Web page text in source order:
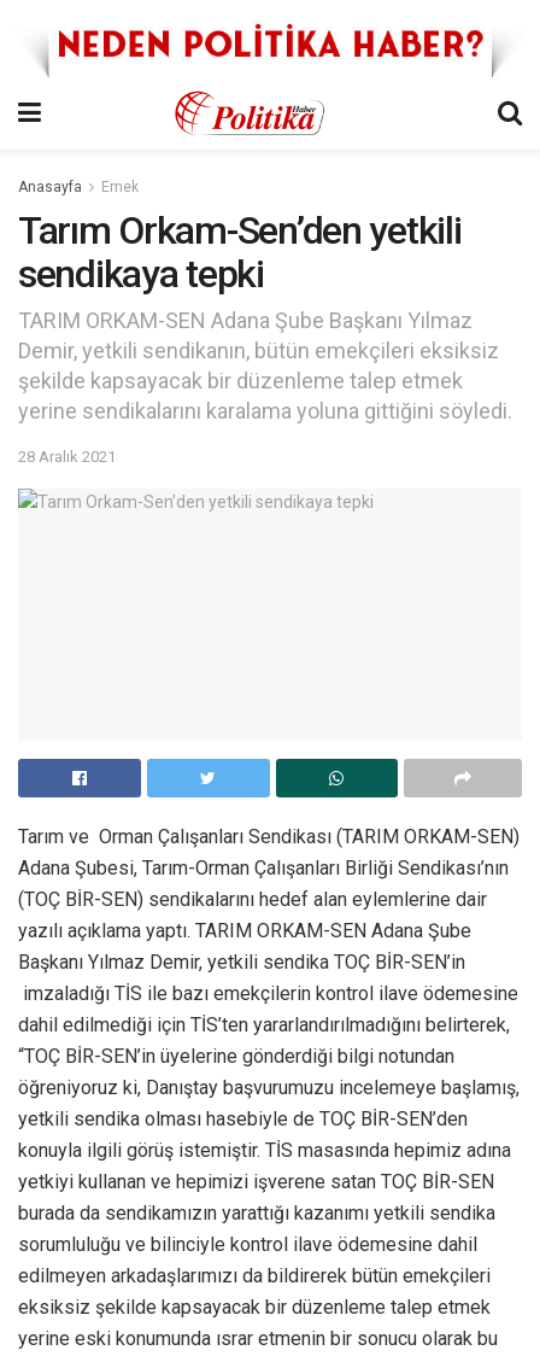
Anasayfa Emek
Tarım Orkam-Sen’den yetkili
sendikaya tepki
TARIM ORKAM-SEN Adana Şube Başkanı Yılmaz
Demir, yetkili sendikanın, bütün emekçileri eksiksiz
şekilde kapsayacak bir düzenleme talep etmek
yerine sendikalarını karalama yoluna gittiğini söyledi.
28 Aralık 2021
Tarım ve Orman Çalışanları Sendikası (TARIM ORKAM-SEN)
Adana Şubesi, Tarım-Orman Çalışanları Birliği Sendikası’nın
(TOÇ BİR-SEN) sendikalarını hedef alan eylemlerine dair
yazılı açıklama yaptı. TARIM ORKAM-SEN Adana Şube
Başkanı Yılmaz Demir, yetkili sendika TOÇ BİR-SEN’in
imzaladığı TİS ile bazı emekçilerin kontrol ilave ödemesine
dahil edilmediği için TİS’ten yararlandırılmadığını belirterek,
“TOÇ BİR-SEN’in üyelerine gönderdiği bilgi notundan
öğreniyoruz ki, Danıştay başvurumuzu incelemeye başlamış,
yetkili sendika olması hasebiyle de TOÇ BİR-SEN’den
konuyla ilgili görüş istemiştir. TİS masasında hepimiz adına
yetkiyi kullanan ve hepimizi işverene satan TOÇ BİR-SEN
burada da sendikamızın yarattığı kazanımı yetkili sendika
sorumluluğu ve bilinciyle kontrol ilave ödemesine dahil
edilmeyen arkadaşlarımızı da bildirerek bütün emekçileri
eksiksiz şekilde kapsayacak bir düzenleme talep etmek
yerine eski konumunda ısrar etmenin bir sonucu olarak bu